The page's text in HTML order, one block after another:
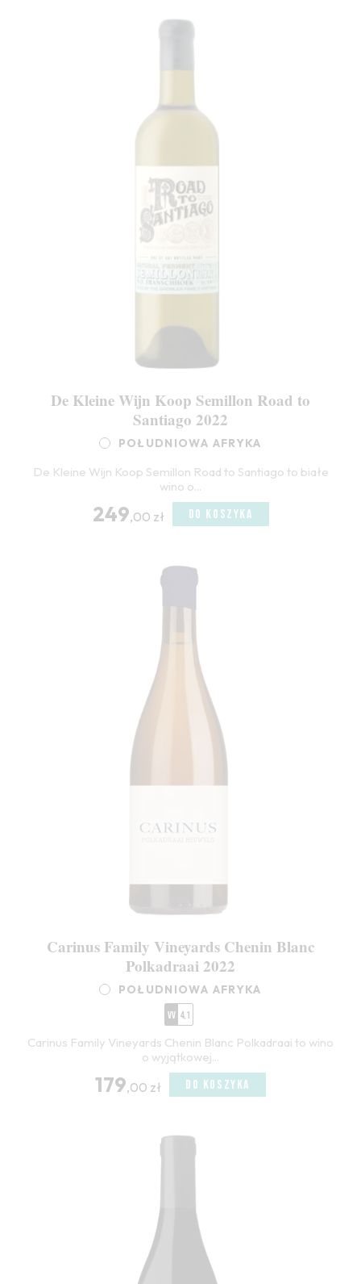
De Kleine Wijn Koop Semillon Road to
Santiago 2022
POŁUDNIOWA AFRYKA
De Kleine Wijn Koop Semillon Road to Santiago to białe
wino o...
249,00 zł DO KOSZYKA
Carinus Family Vineyards Chenin Blanc
Polkadraai 2022
POŁUDNIOWA AFRYKA
VV 4,1
Carinus Family Vineyards Chenin Blanc Polkadraai to wino
o wyjątkowej...
179,00 zł DO KOSZYKA